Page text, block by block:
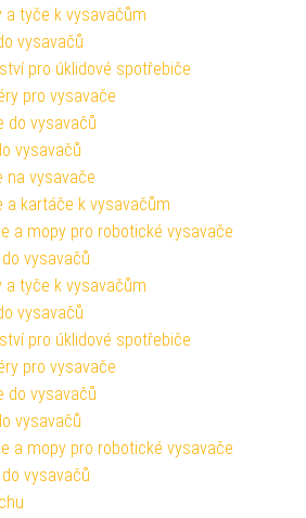
a tyče k vysavačům
vysavačů
pro úklidové spotřebiče
pro vysavače
do vysavačů
vysavačů
na vysavače
a kartáče k vysavačům
a mopy pro robotické vysavače
vysavačů
a tyče k vysavačům
vysavačů
pro úklidové spotřebiče
pro vysavače
do vysavačů
vysavačů
a mopy pro robotické vysavače
vysavačů